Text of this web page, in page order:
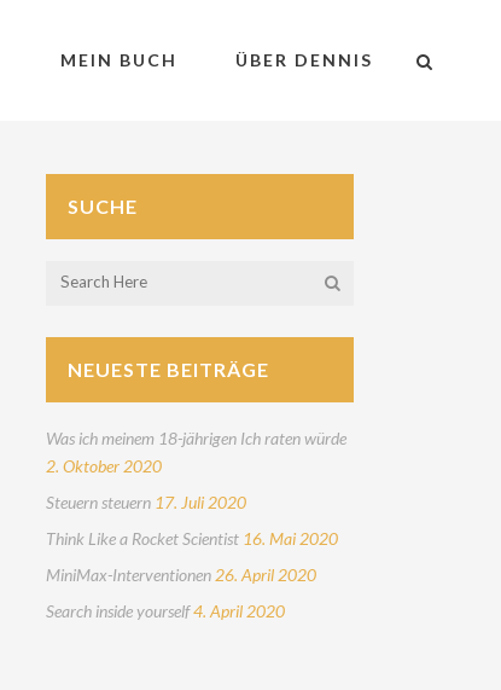
MEIN BUCH ÜBER DENNIS
SUCHE
NEUESTE BEITRÄGE
Was ich meinem 18-jährigen Ich raten würde
2. Oktober 2020
Steuern steuern 17. Juli 2020
Think Like a Rocket Scientist 16. Mai 2020
MiniMax-Interventionen 26. April 2020
Search inside yourself4. April 2020